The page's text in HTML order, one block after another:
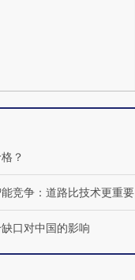
？
竞争：道路比技术更重要
口对中国的影响